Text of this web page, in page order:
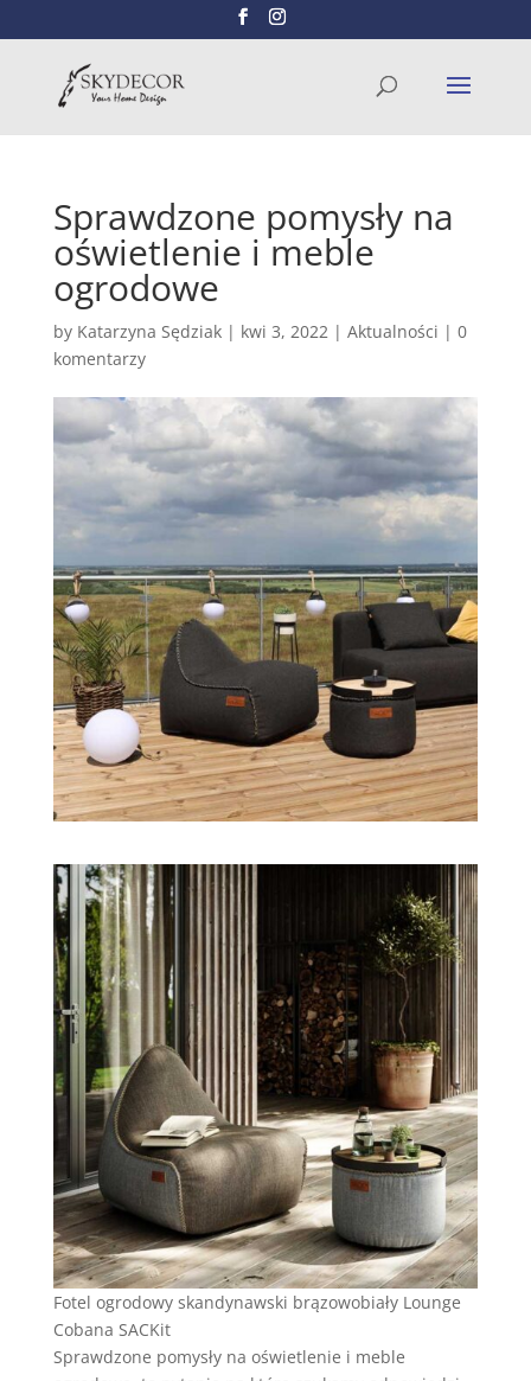
Sprawdzone pomysły na
oświetlenie i meble
ogrodowe
by Katarzyna Sędziak| kwi 3, 2022| Aktualności | 0
komentarzy
Fotel ogrodowy skandynawski brązowobiały Lounge
Cobana SACKit
Sprawdzone pomysły na oświetlenie i meble